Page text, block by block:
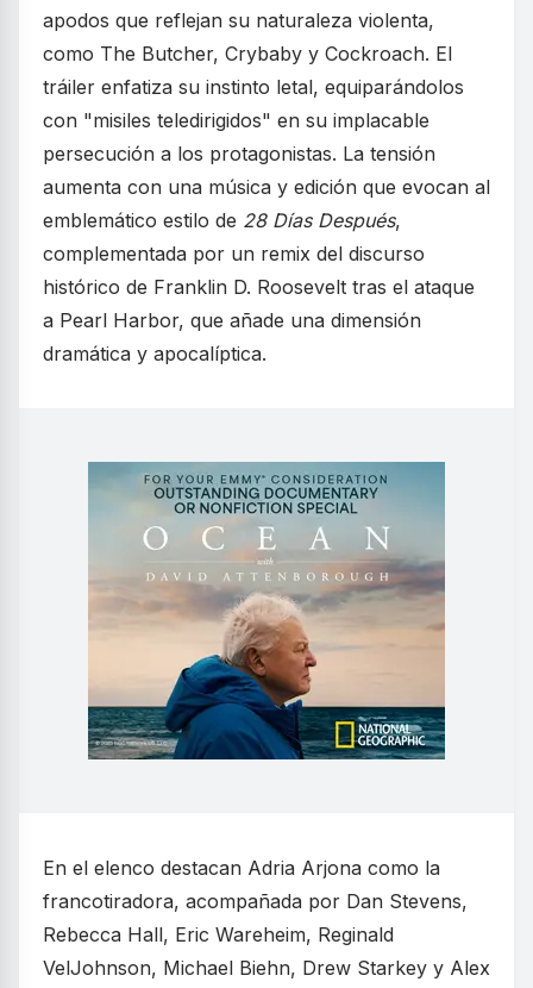
apodos que reflejan su naturaleza violenta,
como The Butcher, Crybaby y Cockroach. El
tráiler enfatiza su instinto letal, equiparándolos
con "misiles teledirigidos" en su implacable
persecución a los protagonistas. La tensión
aumenta con una música y edición que evocan al
emblemático estilo de 28 Días Después,
complementada por un remix del discurso
histórico de Franklin D. Roosevelt tras el ataque
a Pearl Harbor, que añade una dimensión
dramática y apocalíptica.
En el elenco destacan Adria Arjona como la
francotiradora, acompañada por Dan Stevens,
Rebecca Hall, Eric Wareheim, Reginald
VelJohnson, Michael Biehn, Drew Starkey y Alex